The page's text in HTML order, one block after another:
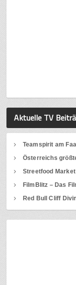
Aktuelle TV
Teamspirit am
Österreichs
Streetfood
FilmBlitz – Das
Red Bull Cliff